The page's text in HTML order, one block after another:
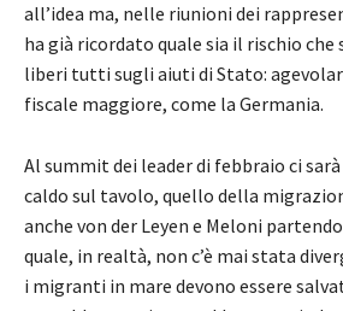
all’idea ma, nelle riunioni dei
ha già ricordato quale sia il rischio che
liberi tutti sugli aiuti di Stato:
fiscale maggiore, come la Germania.
Al summit dei leader di febbraio ci
caldo sul tavolo, quello della
anche von der Leyen e Meloni
quale, in realtà, non c’è mai stata
i migranti in mare devono essere